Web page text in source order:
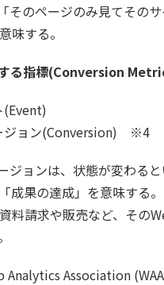
そのページのみ見てその
味する。
る指標(Conversion
ジョン(Conversion) ※4
ジョンは、状態が変わる
成果の達成」を意味する。
料請求や販売など、その
Analytics Association